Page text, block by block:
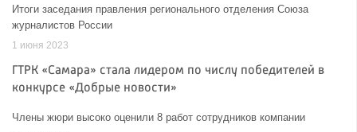
Итоги заседания правления регионального отделения Союза
журналистов России
1 июня 2023
ГТРК «Самара» стала лидером по числу победителей в
конкурсе «Добрые новости»
Члены жюри высоко оценили 8 работ сотрудников компании